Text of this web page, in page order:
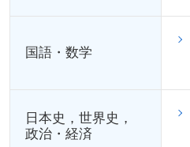
国語・数学
日本史，世界史，
政治・経済